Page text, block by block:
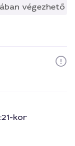
végezhető
kor